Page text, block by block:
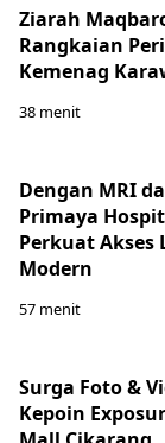
Ziarah
Rangkaian
Kemenag
38 menit
Dengan MRI
Primaya
Perkuat Akses
Modern
57 menit
Surga Foto &
Kepoin